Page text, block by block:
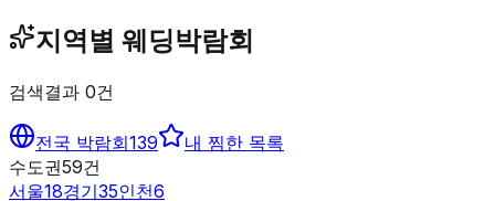
지역별 웨딩박람회
검색결과 0건
전국 박람회139
내 찜한 목록
수도권59건
서울18경기35인천6